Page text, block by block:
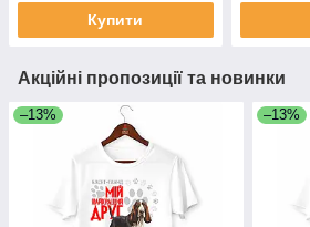
Купити
Акційні пропозиції та новинки
–13% –13%